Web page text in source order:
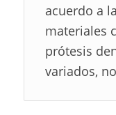
acuerdo a
materiales
prótesis
variados,